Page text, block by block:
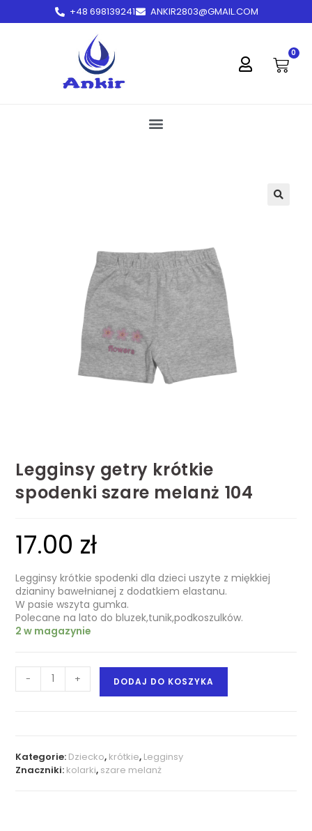
+48 698139241 ANKIR2803@GMAIL.COM
0
Legginsy getry krótkie
spodenki szare melanż 104
17.00 zł
Legginsy krótkie spodenki dla dzieci uszyte z miękkiej
dzianiny bawełnianej z dodatkiem elastanu.
W pasie wszyta gumka.
Polecane na lato do bluzek,tunik,podkoszulków.
2 w magazynie
- + DODAJ DO KOSZYKA
Kategorie: Dziecko, krótkie, Legginsy
Znaczniki: kolarki, szare melanż